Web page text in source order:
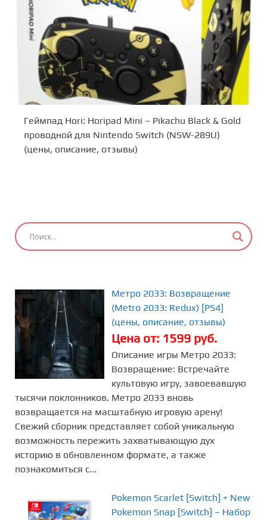
Геймпад Hori: Horipad Mini – Pikachu Black & Gold
проводной для Nintendo Switch (NSW-289U)
(цены, описание, отзывы)
Метро 2033: Возвращение
(Metro 2033: Redux) [PS4]
(цены, описание, отзывы)
Цена от: 1599 руб.
Описание игры Метро 2033:
Возвращение: Встречайте
культовую игру, завоевавшую
тысячи поклонников. Метро 2033 вновь
возвращается на масштабную игровую арену!
Свежий сборник представляет собой уникальную
возможность пережить захватывающую дух
историю в обновленном формате, а также
познакомиться с...
Pokemon Scarlet [Switch] + New
Pokemon Snap [Switch] – Набор